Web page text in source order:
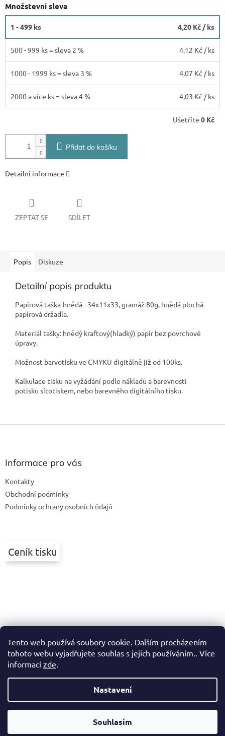
Tento web používá soubory cookie. Dalším procházením
tohoto webu vyjadřujete souhlas s jejich používáním.. Více
informací zde.
Nastavení
Souhlasím
Množstevní sleva
1 - 499 ks 4,20 Kč / ks
500 - 999 ks = sleva 2 % 4,12 Kč / ks
1000 - 1999 ks = sleva 3 % 4,07 Kč / ks
2000 a více ks = sleva 4 % 4,03 Kč / ks
Ušetříte 0 Kč
Přidat do košíku
Detailní informace
ZEPTAT SE SDÍLET
Popis Diskuze
Detailní popis produktu
Papírová taška-hnědá - 34x11x33, gramáž 80g, hnědá plochá
papírová držadla.
Materiál tašky: hnědý kraftový(hladký) papír bez povrchové
úpravy.
Možnost barvotisku ve CMYKU digitálně již od 100ks.
Kalkulace tisku na vyžádání podle nákladu a barevnosti
potisku sítotiskem, nebo barevného digitálního tisku.
Informace pro vás
Kontakty
Obchodní podmínky
Podmínky ochrany osobních údajů
Ceník tisku
Vytvořil Shoptet
Printek. Všechna práva vyhrazena.